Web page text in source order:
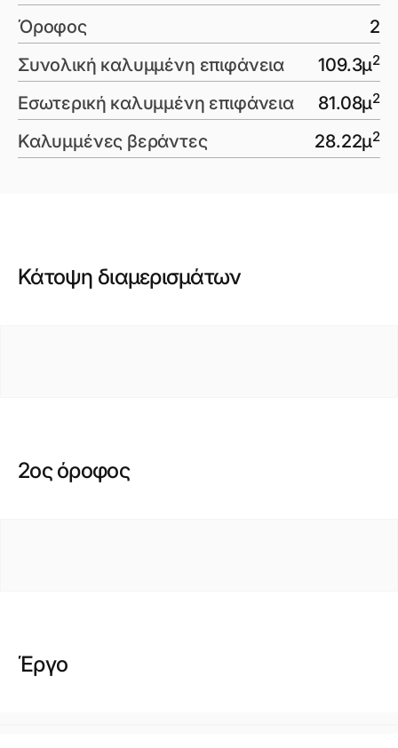
Όροφος
2
Συνολική καλυμμένη επιφάνεια
109.3μ2
Εσωτερική καλυμμένη επιφάνεια 81.08μ2
Καλυμμένες βεράντες 28.22μ2
Κάτοψη διαμερισμάτων
2ος όροφος
Έργο